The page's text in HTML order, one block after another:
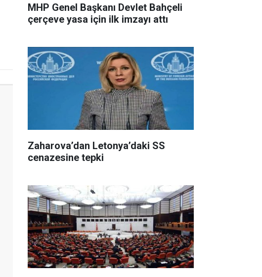
MHP Genel Başkanı Devlet Bahçeli
çerçeve yasa için ilk imzayı attı
Zaharova’dan Letonya’daki SS
cenazesine tepki